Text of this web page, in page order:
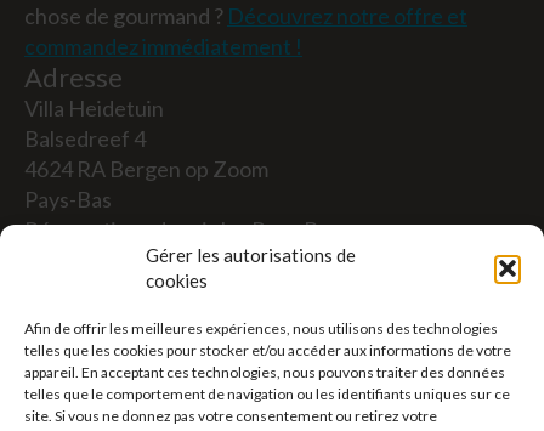
Gérer les autorisations de
cookies
Afin de offrir les meilleures expériences, nous utilisons des technologies
telles que les cookies pour stocker et/ou accéder aux informations de votre
appareil. En acceptant ces technologies, nous pouvons traiter des données
telles que le comportement de navigation ou les identifiants uniques sur ce
site. Si vous ne donnez pas votre consentement ou retirez votre
chose de gourmand ? Découvrez notre offre et
commandez immédiatement !
Adresse
Villa Heidetuin
Balsedreef 4
4624 RA Bergen op Zoom
Pays-Bas
Réservations depuis les Pays-Bas
06-19117004
Depuis l'étranger (Réservations depuis l'extérieur
des Pays-Bas)
+31 (0)619117004